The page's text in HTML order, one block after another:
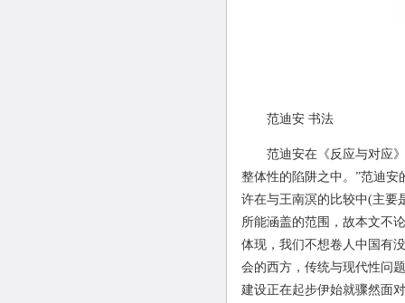
范迪安 书法
范迪安在《反应与对应》
整体性的陷阱之中。”范迪
许在与王南溟的比较中(主要
所能涵盖的范围，故本文不论
体现，我们不想卷人中国有
会的西方，传统与现代性问
建设正在起步伊始就骤然面